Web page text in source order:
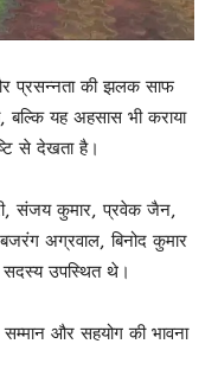
प्रसन्नता की झलक साफ
यह अहसास भी कराया
से देखता है।
संजय कुमार, प्रवेक जैन,
बजरंग अग्रवाल, बिनोद कुमार
उपस्थित थे।
और सहयोग की भावना